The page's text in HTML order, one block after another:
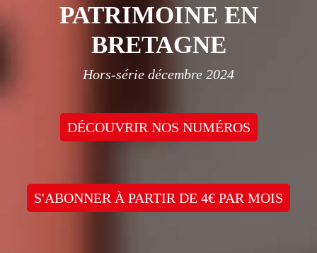
PATRIMOINE EN
BRETAGNE
Hors-série décembre 2024
DÉCOUVRIR NOS NUMÉROS
S'ABONNER À PARTIR DE 4€ PAR MOIS